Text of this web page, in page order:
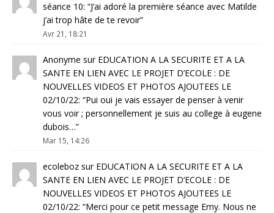
séance 10: “J’ai adoré la première séance avec Matilde
j’ai trop hâte de te revoir”
Avr 21, 18:21
Anonyme sur EDUCATION A LA SECURITE ET A LA
SANTE EN LIEN AVEC LE PROJET D’ECOLE : DE
NOUVELLES VIDEOS ET PHOTOS AJOUTEES LE
02/10/22: “Pui oui je vais essayer de penser à venir
vous voir ; personnellement je suis au college à eugene
dubois…”
Mar 15, 14:26
ecoleboz sur EDUCATION A LA SECURITE ET A LA
SANTE EN LIEN AVEC LE PROJET D’ECOLE : DE
NOUVELLES VIDEOS ET PHOTOS AJOUTEES LE
02/10/22: “Merci pour ce petit message Emy. Nous ne